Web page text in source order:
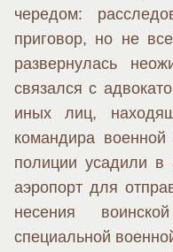
чередом:
приговор, но не
развернулась
связался с
иных лиц,
командира военной
полиции усадили в
аэропорт для
несения
специальной